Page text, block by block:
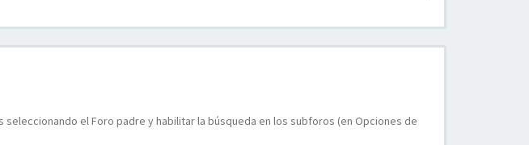
el Foro padre y habilitar la búsqueda en los subforos (en Opciones de